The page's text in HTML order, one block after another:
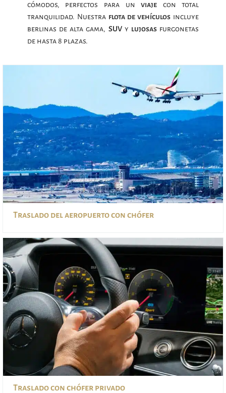
cómodos, perfectos para unviaje con total
tranquilidad. Nuestra flota de vehículos incluye
berlinas de alta gama, SUVy lujosas furgonetas
de hasta 8 plazas.
Traslado del aeropuerto con chófer
Traslado con chófer privado